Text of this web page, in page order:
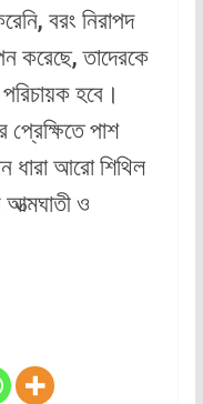
বরং নিরাপদ
করেছে, তাদেরকে
হবে।
প্রেক্ষিতে পাশ
আরো শিথিল
ও